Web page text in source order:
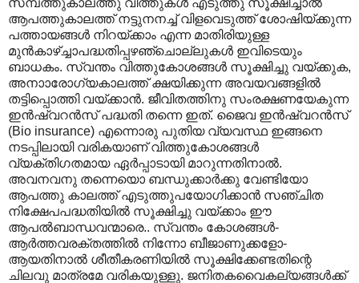
ആപത്തുകാലത്ത് നട്ടുനനച്ച് വിളവെടുത്ത് ശോഷിയ്ക്കുന്ന
പത്തായങ്ങൾ നിറയ്ക്കാം എന്ന മാതിരിയുള്ള
മുൻ‌കാഴ്ച്ചാപദ്ധതിപ്പഴഞ്ചൊല്ലുകൾ ഇവിടെയും
ബാധകം. സ്വന്തം വിത്തുകോശങ്ങൾ സൂക്ഷിച്ചു വയ്ക്കുക,
അനാ‍ാരോഗ്യകാലത്ത് ക്ഷയിക്കുന്ന അവയവങ്ങളിൽ
തട്ടിപ്പൊത്തി വയ്ക്കാൻ. ജീവിതത്തിനു സംരക്ഷണയേകുന്ന
ഇൻഷ്വറൻസ് പദ്ധതി തന്നെ ഇത്. ജൈവ ഇൻഷ്വറൻസ്
(Bio insurance) എന്നൊരു പുതിയ വ്യവസ്ഥ ഇങ്ങനെ
നടപ്പിലായി വരികയാണ് വിത്തുകോശങ്ങൾ
വ്യക്തിഗതമായ ഏർപ്പാടായി മാറുന്നതിനാൽ.
അവനവനു തന്നെയൊ ബന്ധുക്കാർക്കു വേണ്ടിയോ
ആപത്തു കാലത്ത് എടുത്തുപയോഗിക്കാൻ സഞ്ചിത
നിക്ഷേപപദ്ധതിയിൽ സൂക്ഷിച്ചു വയ്ക്കാം ഈ
ആപൽബാന്ധവന്മാരെ.. സ്വന്തം കോശങ്ങൾ-
ആർത്തവരക്തത്തിൽ നിന്നോ ബീജാണുക്കളോ-
ആയതിനാൽ ശീതീകരണിയിൽ സൂക്ഷിക്കേണ്ടതിന്റെ
ചിലവു മാത്രമേ വരികയുള്ളു. ജനിതകവൈകല്യങ്ങൾക്ക്